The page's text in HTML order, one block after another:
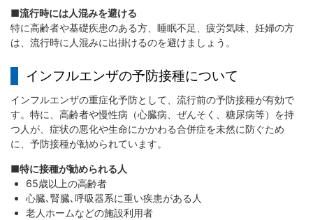
■流行時には人混みを避ける
特に高齢者や基礎疾患のある方、睡眠不足、疲労気味、妊婦の方
は、流行時に人混みに出掛けるのを避けましょう。
インフルエンザの予防接種について
インフルエンザの重症化予防として、流行前の予防接種が有効で
す。特に、高齢者や慢性病（心臓病、ぜんそく、糖尿病等）を持
つ人が、症状の悪化や生命にかかわる合併症を未然に防ぐため
に、予防接種が勧められています。
■特に接種が勧められる人
65歳以上の高齢者
心臓､腎臓､呼吸器系に重い疾患がある人
老人ホームなどの施設利用者